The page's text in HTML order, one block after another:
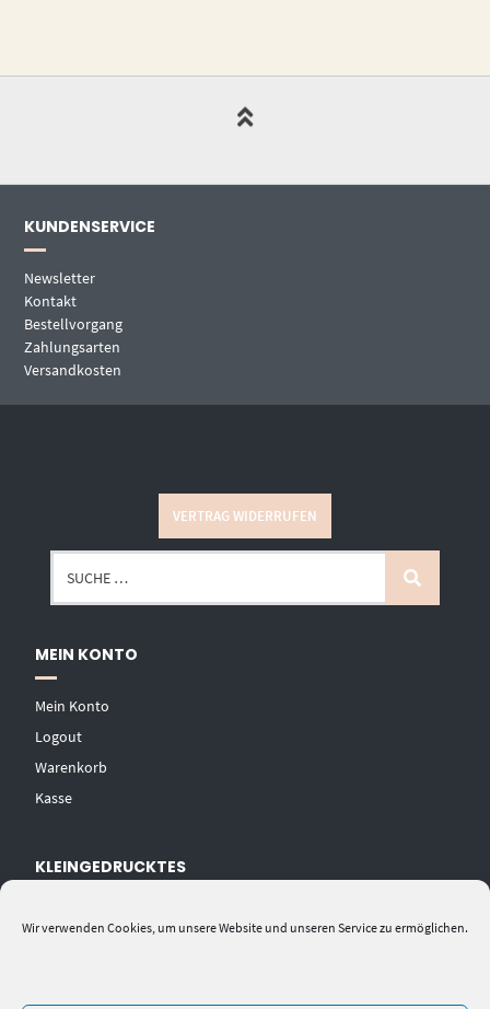
Wir verwenden Cookies, um unsere Website und unseren Service zu ermöglichen.
KUNDENSERVICE
Newsletter
Kontakt
Bestellvorgang
Zahlungsarten
Versandkosten
VERTRAG WIDERRUFEN
MEIN KONTO
Mein Konto
Logout
Warenkorb
Kasse
KLEINGEDRUCKTES